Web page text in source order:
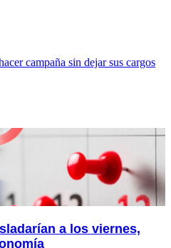
campaña sin dejar sus cargos
a los viernes,